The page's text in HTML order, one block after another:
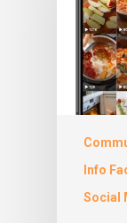
Info
Social